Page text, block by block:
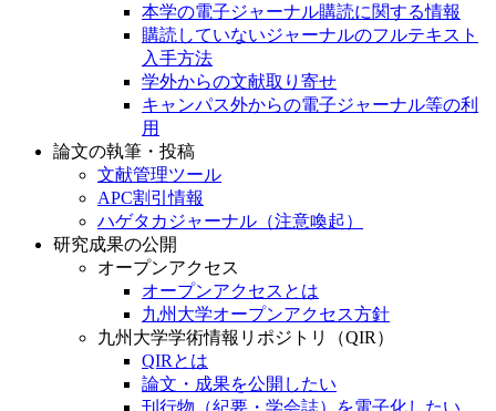
本学の電子ジャーナル購読に関する情報
購読していないジャーナルのフルテキスト
入手方法
学外からの文献取り寄せ
キャンパス外からの電子ジャーナル等の利
用
論文の執筆・投稿
文献管理ツール
APC割引情報
ハゲタカジャーナル（注意喚起）
研究成果の公開
オープンアクセス
オープンアクセスとは
九州大学オープンアクセス方針
九州大学学術情報リポジトリ（QIR）
QIRとは
論文・成果を公開したい
刊行物（紀要・学会誌）を電子化したい